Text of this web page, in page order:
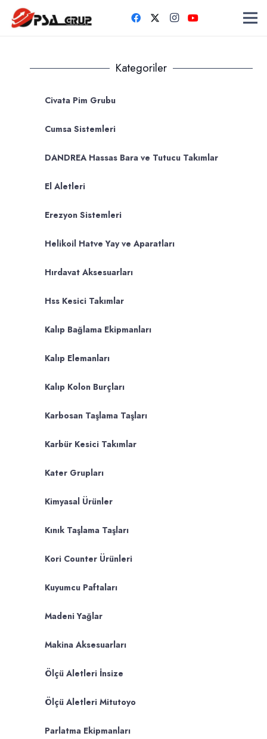
Kategoriler
Civata Pim Grubu
Cumsa Sistemleri
DANDREA Hassas Bara ve Tutucu Takımlar
El Aletleri
Erezyon Sistemleri
Helikoil Hatve Yay ve Aparatları
Hırdavat Aksesuarları
Hss Kesici Takımlar
Kalıp Bağlama Ekipmanları
Kalıp Elemanları
Kalıp Kolon Burçları
Karbosan Taşlama Taşları
Karbür Kesici Takımlar
Kater Grupları
Kimyasal Ürünler
Kınık Taşlama Taşları
Kori Counter Ürünleri
Kuyumcu Paftaları
Madeni Yağlar
Makina Aksesuarları
Ölçü Aletleri İnsize
Ölçü Aletleri Mitutoyo
Parlatma Ekipmanları